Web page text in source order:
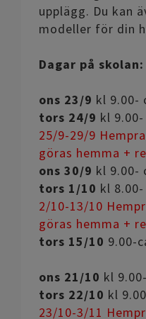
upplägg. Du kan
modeller för din
Dagar på skolan:
ons 23/9 kl 9.00-
tors 24/9 kl
25/9-29/9
göras hemma +
ons 30/9 kl 9.00-
tors 1/10 kl
2/10-13/10
göras hemma +
tors 15/10 9.00-
ons 21/10 kl
tors 22/10 kl
23/10-3/11